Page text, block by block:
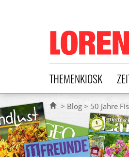
Lorenz
THEMENKIOSK
Blog 50 Jahre